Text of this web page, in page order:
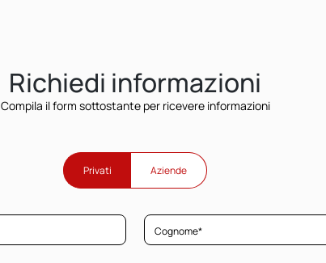
Richiedi informazioni
Compila il form sottostante per ricevere informazioni
Privati Aziende